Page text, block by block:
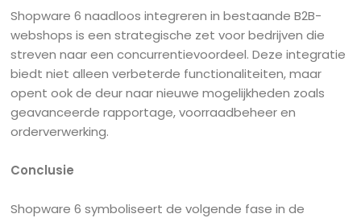
Shopware 6 naadloos integreren in bestaande B2B-
webshops is een strategische zet voor bedrijven die
streven naar een concurrentievoordeel. Deze integratie
biedt niet alleen verbeterde functionaliteiten, maar
opent ook de deur naar nieuwe mogelijkheden zoals
geavanceerde rapportage, voorraadbeheer en
orderverwerking.
Conclusie
Shopware 6 symboliseert de volgende fase in de